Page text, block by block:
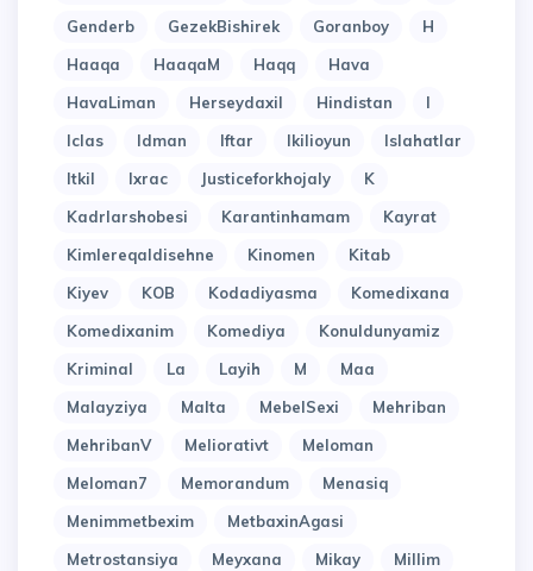
Genderb
GezekBishirek Goranboy
H
Haaqa
HaaqaM Haqq
Hava
HavaLiman
Herseydaxil Hindistan
I
Iclas
Idman Iftar Ikilioyun
Islahatlar
Itkil
Ixrac Justiceforkhojaly
K
Kadrlarshobesi
Karantinhamam
Kayrat
Kimlereqaldisehne
Kinomen
Kitab
Kiyev
KOB Kodadiyasma
Komedixana
Komedixanim
Komediya
Konuldunyamiz
Kriminal
La Layih M
Maa
Malayziya
Malta MebelSexi
Mehriban
MehribanV
Meliorativt
Meloman
Meloman7
Memorandum
Menasiq
Menimmetbexim
MetbaxinAgasi
Metrostansiya
Meyxana Mikay
Millim